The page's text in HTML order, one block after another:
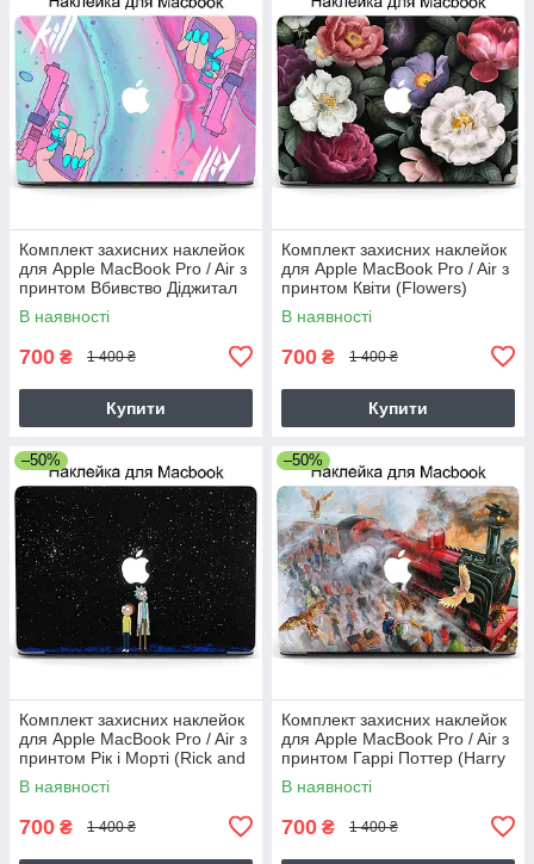
Комплект захисних наклейок
для Apple MacBook Pro / Air з
принтом Вбивство Діджитал
Арт (Kill Digital art)
В наявності
700 ₴ 1 400 ₴
Купити
Комплект захисних наклейок
для Apple MacBook Pro / Air з
принтом Квіти (Flowers)
В наявності
700 ₴ 1 400 ₴
Купити
–50%
Комплект захисних наклейок
для Apple MacBook Pro / Air з
принтом Рік і Морті (Rick and
Morty)
В наявності
700 ₴ 1 400 ₴
–50%
Комплект захисних наклейок
для Apple MacBook Pro / Air з
принтом Гаррі Поттер (Harry
Potter)
В наявності
700 ₴ 1 400 ₴